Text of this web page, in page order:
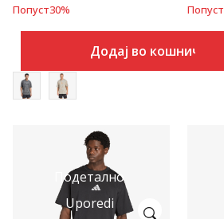
Попуст30%
Додај во кошничка
Попуст
Подетално
Uporedi